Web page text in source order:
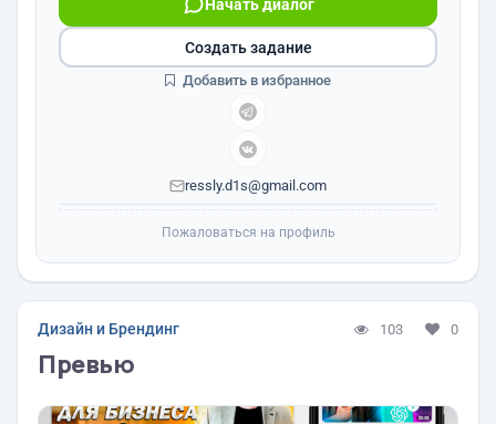
Начать диалог
ressly.d1s@gmail.com
Создать задание
Добавить в избранное
Пожаловаться на профиль
Дизайн и Брендинг 103 0
Превью